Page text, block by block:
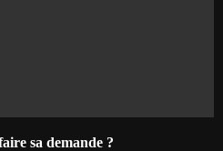
sa demande ?